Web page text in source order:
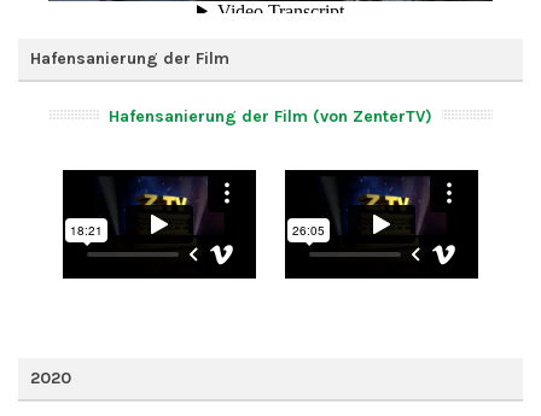
Hafensanierung der Film
Hafensanierung der Film (von ZenterTV)
2020